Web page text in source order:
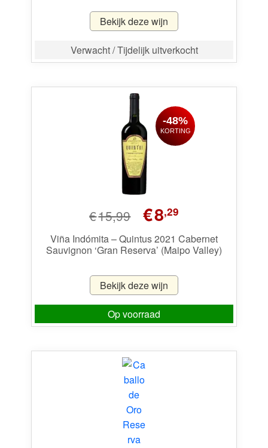
Bekijk deze wijn
Verwacht / Tijdelijk uitverkocht
€15,99
Oorspronkelijke
prijs
was:
€15,99.
€8,29Huidige
is:
€8,29.
Viña Indómita – Quintus 2021 Cabernet
Sauvignon ‘Gran Reserva’ (Maipo Valley)
-48%
KORTING
Bekijk deze wijn
Op voorraad